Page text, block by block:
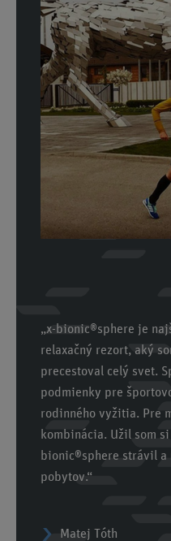
„x-bionic®sphere je
relaxačný rezort, aký
precestoval celý svet.
podmienky pre
rodinného vyžitia. Pre
kombinácia. Užil som
bionic®sphere strávil a
pobytov.“
Matej Tóth